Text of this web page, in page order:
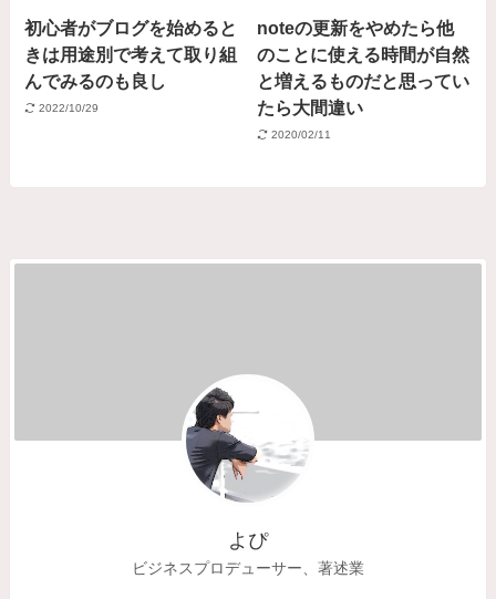
初心者がブログを始めると
きは用途別で考えて取り組
んでみるのも良し
2022/10/29
noteの更新をやめたら他
のことに使える時間が自然
と増えるものだと思ってい
たら大間違い
2020/02/11
よぴ
ビジネスプロデューサー、著述業